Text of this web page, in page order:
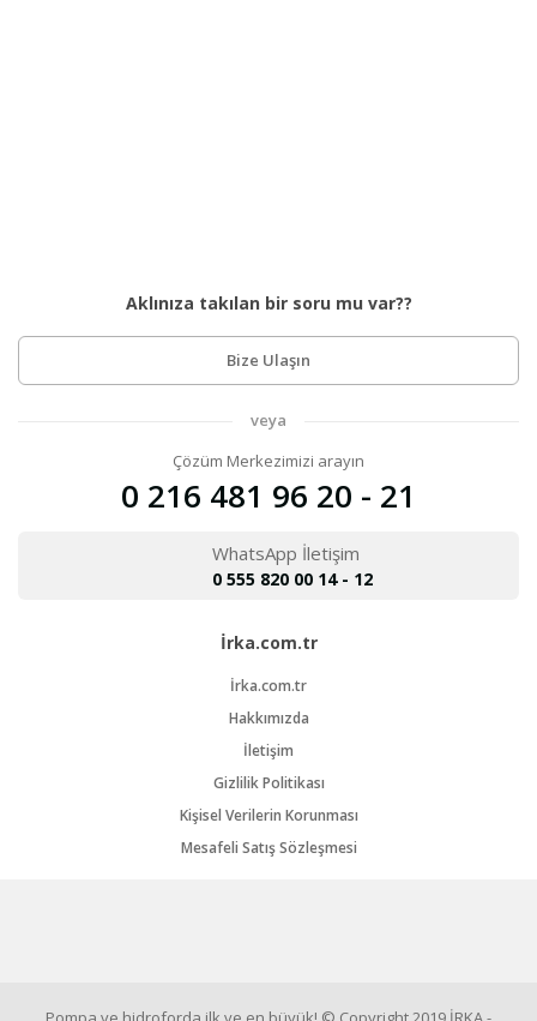
Aklınıza takılan bir soru mu var??
Bize Ulaşın
veya
Çözüm Merkezimizi arayın
0 216 481 96 20 - 21
WhatsApp İletişim
0 555 820 00 14 - 12
İrka.com.tr
İrka.com.tr
Hakkımızda
İletişim
Gizlilik Politikası
Kişisel Verilerin Korunması
Mesafeli Satış Sözleşmesi